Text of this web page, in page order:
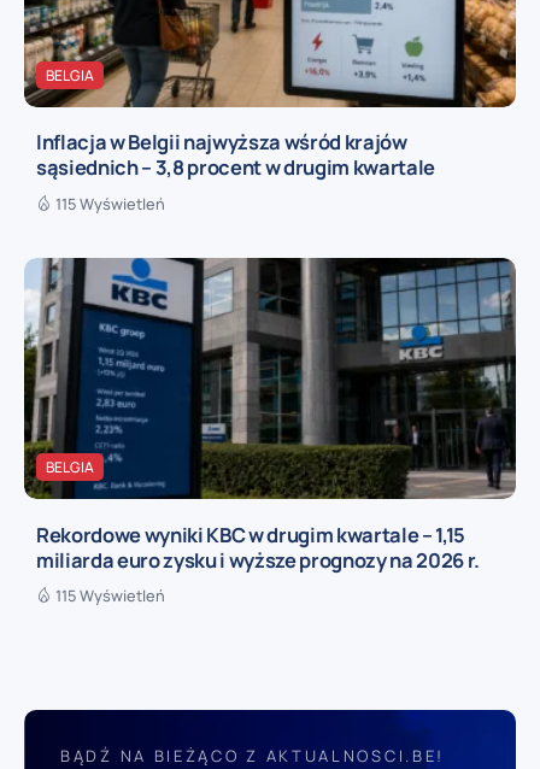
BELGIA
Inflacja w Belgii najwyższa wśród krajów
sąsiednich – 3,8 procent w drugim kwartale
115 Wyświetleń
BELGIA
Rekordowe wyniki KBC w drugim kwartale – 1,15
miliarda euro zysku i wyższe prognozy na 2026 r.
115 Wyświetleń
BĄDŹ NA BIEŻĄCO Z AKTUALNOSCI.BE!